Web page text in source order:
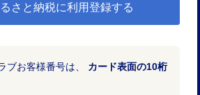
さと納税に利用登録する
ブお客様番号は、 カード表面の10桁